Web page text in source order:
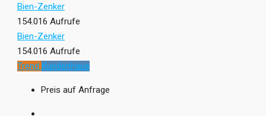
Bien-Zenker
154.016 Aufrufe
Bien-Zenker
154.016 Aufrufe
Trend Kundenhaus
Preis auf Anfrage